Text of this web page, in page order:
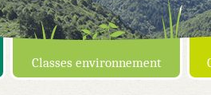
Classes environnement